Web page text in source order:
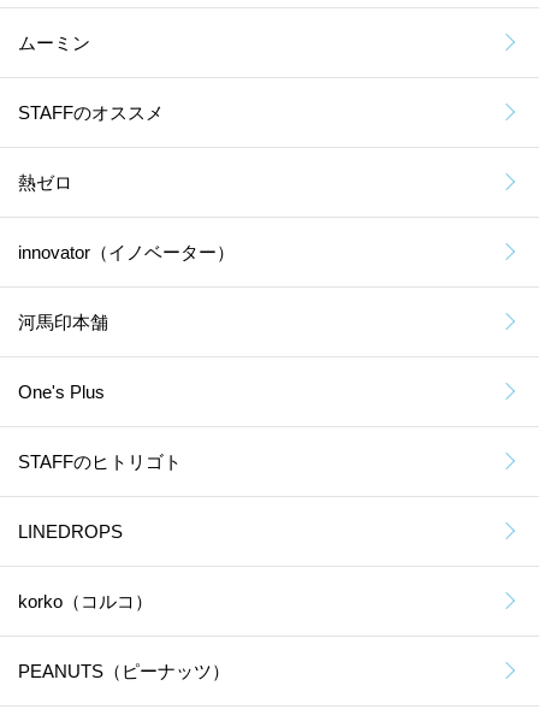
ムーミン
STAFFのオススメ
熱ゼロ
innovator（イノベーター）
河馬印本舗
One's Plus
STAFFのヒトリゴト
LINEDROPS
korko（コルコ）
PEANUTS（ピーナッツ）